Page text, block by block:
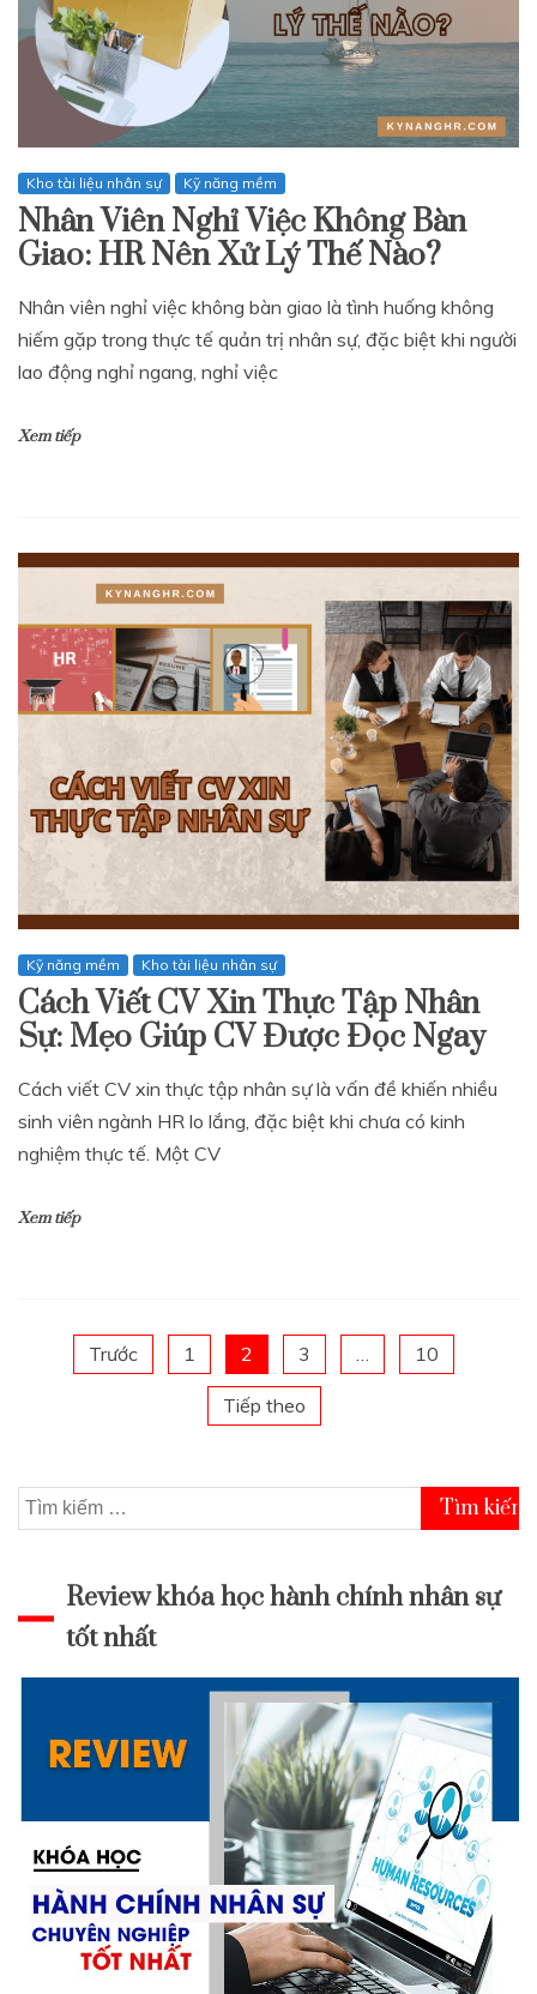
Kho tài liệu nhân sự Kỹ năng mềm
Nhân Viên Nghỉ Việc Không Bàn
Giao: HR Nên Xử Lý Thế Nào?
Nhân viên nghỉ việc không bàn giao là tình huống không
hiếm gặp trong thực tế quản trị nhân sự, đặc biệt khi người
lao động nghỉ ngang, nghỉ việc
Xem tiếp
Kỹ năng mềm Kho tài liệu nhân sự
Cách Viết CV Xin Thực Tập Nhân
Sự: Mẹo Giúp CV Được Đọc Ngay
Cách viết CV xin thực tập nhân sự là vấn đề khiến nhiều
sinh viên ngành HR lo lắng, đặc biệt khi chưa có kinh
nghiệm thực tế. Một CV
Xem tiếp
Phân
bài
Trước 1 2 3 10
Tiếp theo
Tìm
kiếm
Review khóa học hành chính nhân sự
tốt nhất